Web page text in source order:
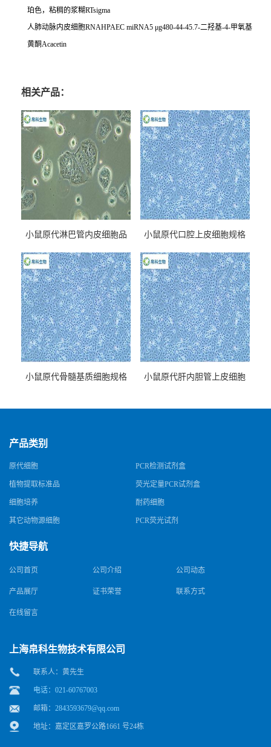
珀色，粘稠的浆糊RTsigma
人肺动脉内皮细胞RNAHPAEC miRNA5 μg480-44-45.7-二羟基-4-甲氧基
黄酮Acacetin
相关产品：
小鼠原代淋巴管内皮细胞品
小鼠原代口腔上皮细胞规格
小鼠原代骨髓基质细胞规格
小鼠原代肝内胆管上皮细胞
产品类别
原代细胞 PCR检测试剂盒
植物提取标准品 荧光定量PCR试剂盒
细胞培养 耐药细胞
其它动物源细胞 PCR荧光试剂
快捷导航
公司首页 公司介绍 公司动态
产品展厅 证书荣誉 联系方式
在线留言
上海帛科生物技术有限公司
联系人：黄先生
电话：021-60767003
邮箱： 2843593679@qq.com
地址：嘉定区嘉罗公路1661 号24栋